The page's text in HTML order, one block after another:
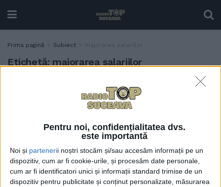
Pentru noi, confidențialitatea dvs.
este importantă
Noi și partenerii noștri stocăm și/sau accesăm informații pe un
dispozitiv, cum ar fi cookie-urile, și procesăm date personale,
cum ar fi identificatori unici și informații standard trimise de un
dispozitiv pentru publicitate și conținut personalizate, măsurarea
Prima pagină Subiect majorarea salariilor
Etichetă: majorarea salariilor
Ion Lungu: Am fost folosiți
în proiectul de majorare a
salariilor. Noi, primarii, nu
întrebat
28 SEPTEMBRIE, 2022